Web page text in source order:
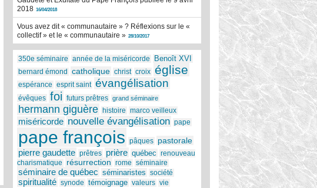
2018 16/04/2018
Vous avez dit « communautaire » ? Réflexions sur le «
collectif » et le « communautaire » 28/10/2017
350e séminaire année de la miséricorde Benoît XVI
bernard émond catholique christ croix église
espérance esprit saint évangélisation
évêques foi futurs prêtres grand séminaire
hermann giguère histoire marco veilleux
miséricorde nouvelle évangélisation pape
pape françois pâques pastorale
pierre gaudette prêtres prière québec renouveau
charismatique
résurrection rome séminaire
séminaire de québec séminaristes société
spiritualité synode témoignage valeurs vie